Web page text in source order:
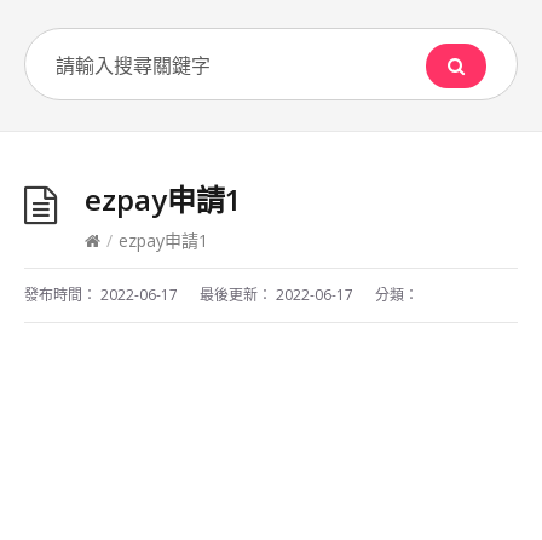
ezpay申請1
/ ezpay申請1
發布時間： 2022-06-17 最後更新： 2022-06-17 分類：